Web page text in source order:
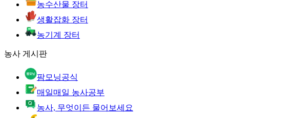
농수산물 장터
생활잡화 장터
농기계 장터
농사 게시판
팜모닝공식
매일매일 농사공부
농사, 무엇이든 물어보세요